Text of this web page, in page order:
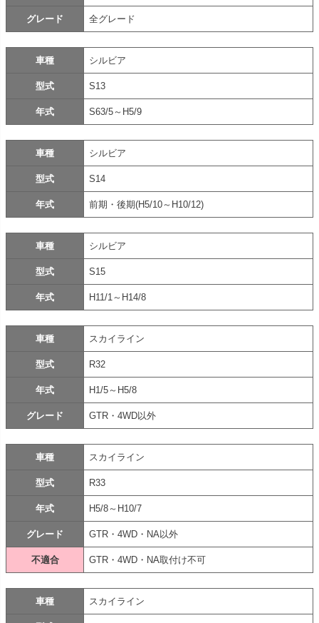
グレード 全グレード
車種 シルビア
型式 S13
年式 S63/5～H5/9
車種 シルビア
型式 S14
年式 前期・後期(H5/10～H10/12)
車種 シルビア
型式 S15
年式 H11/1～H14/8
車種 スカイライン
型式 R32
年式 H1/5～H5/8
グレード GTR・4WD以外
車種 スカイライン
型式 R33
年式 H5/8～H10/7
グレード GTR・4WD・NA以外
不適合 GTR・4WD・NA取付け不可
車種 スカイライン